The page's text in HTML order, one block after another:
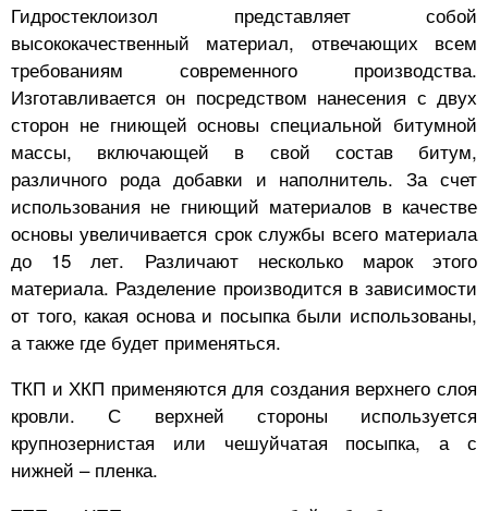
Гидростеклоизол представляет собой
высококачественный материал, отвечающих всем
требованиям современного производства.
Изготавливается он посредством нанесения с двух
сторон не гниющей основы специальной битумной
массы, включающей в свой состав битум,
различного рода добавки и наполнитель. За счет
использования не гниющий материалов в качестве
основы увеличивается срок службы всего материала
до 15 лет. Различают несколько марок этого
материала. Разделение производится в зависимости
от того, какая основа и посыпка были использованы,
а также где будет применяться.
ТКП и ХКП применяются для создания верхнего слоя
кровли. С верхней стороны используется
крупнозернистая или чешуйчатая посыпка, а с
нижней – пленка.